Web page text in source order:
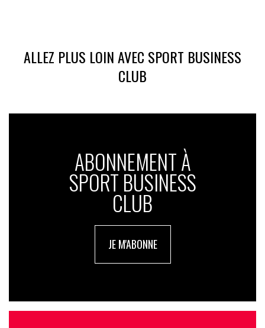
ALLEZ PLUS LOIN AVEC SPORT BUSINESS
CLUB
ABONNEMENT À
SPORT BUSINESS
CLUB
JE M'ABONNE